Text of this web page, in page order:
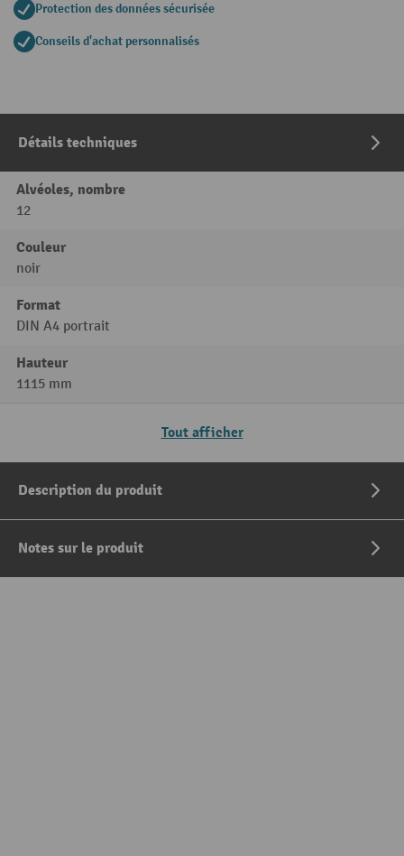
Protection des données sécurisée
Conseils d'achat personnalisés
Détails techniques
Alvéoles, nombre
12
Couleur
noir
Format
DIN A4 portrait
Hauteur
1115 mm
Tout afficher
Description du produit
Notes sur le produit